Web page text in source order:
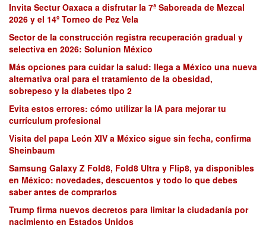
Invita Sectur Oaxaca a disfrutar la 7ª Saboreada de Mezcal
2026 y el 14º Torneo de Pez Vela
Sector de la construcción registra recuperación gradual y
selectiva en 2026: Solunion México
Más opciones para cuidar la salud: llega a México una nueva
alternativa oral para el tratamiento de la obesidad,
sobrepeso y la diabetes tipo 2
Evita estos errores: cómo utilizar la IA para mejorar tu
currículum profesional
Visita del papa León XIV a México sigue sin fecha, confirma
Sheinbaum
Samsung Galaxy Z Fold8, Fold8 Ultra y Flip8, ya disponibles
en México: novedades, descuentos y todo lo que debes
saber antes de comprarlos
Trump firma nuevos decretos para limitar la ciudadanía por
nacimiento en Estados Unidos